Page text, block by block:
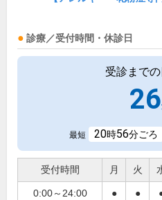
診療／受付時間・休診日
受診まで
26
最短 20時56分ごろ
受付時間 月 火
0:00～24:00 ● ●